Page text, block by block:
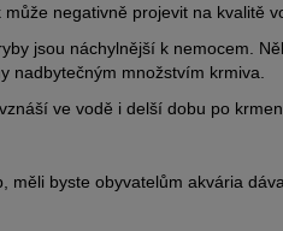
může negativně projevit na kvalitě
jsou náchylnější k nemocem.
nadbytečným množstvím krmiva.
ve vodě i delší dobu po
byste obyvatelům akvária